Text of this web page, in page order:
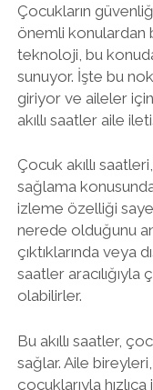
Çocukların
önemli konulardan
teknoloji, bu
sunuyor. İşte bu
giriyor ve aileler
akıllı saatler aile
Çocuk akıllı
sağlama
izleme özelliği
nerede olduğunu
çıktıklarında veya
saatler aracılığıyla
olabilirler.
Bu akıllı saatler,
sağlar. Aile
çocuklarıyla